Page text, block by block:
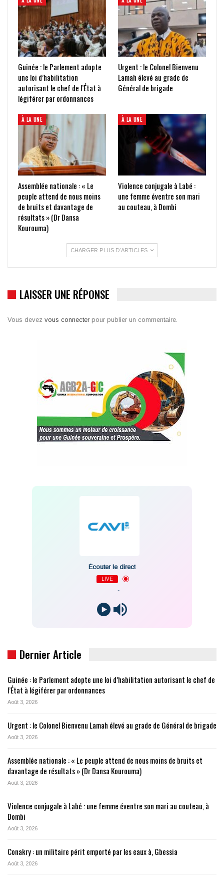
Guinée : le Parlement adopte
une loi d’habilitation
autorisant le chef de l’État à
légiférer par ordonnances
Urgent : le Colonel Bienvenu
Lamah élevé au grade de
Général de brigade
À LA UNE
Assemblée nationale : « Le
peuple attend de nous moins
de bruits et davantage de
résultats » (Dr Dansa
Kourouma)
À LA UNE
Violence conjugale à Labé :
une femme éventre son mari
au couteau, à Dombi
CHARGER PLUS D'ARTICLES
LAISSER UNE RÉPONSE
Vous devez vous connecter pour publier un commentaire.
Écouter le direct
LIVE
Dernier Article
Guinée : le Parlement adopte une loi d’habilitation autorisant le chef de
l’État à légiférer par ordonnances
Août 3, 2026
Urgent : le Colonel Bienvenu Lamah élevé au grade de Général de brigade
Août 3, 2026
Assemblée nationale : « Le peuple attend de nous moins de bruits et
davantage de résultats » (Dr Dansa Kourouma)
Août 3, 2026
Violence conjugale à Labé : une femme éventre son mari au couteau, à
Dombi
Août 3, 2026
Conakry : un militaire périt emporté par les eaux à, Gbessia
Août 3, 2026